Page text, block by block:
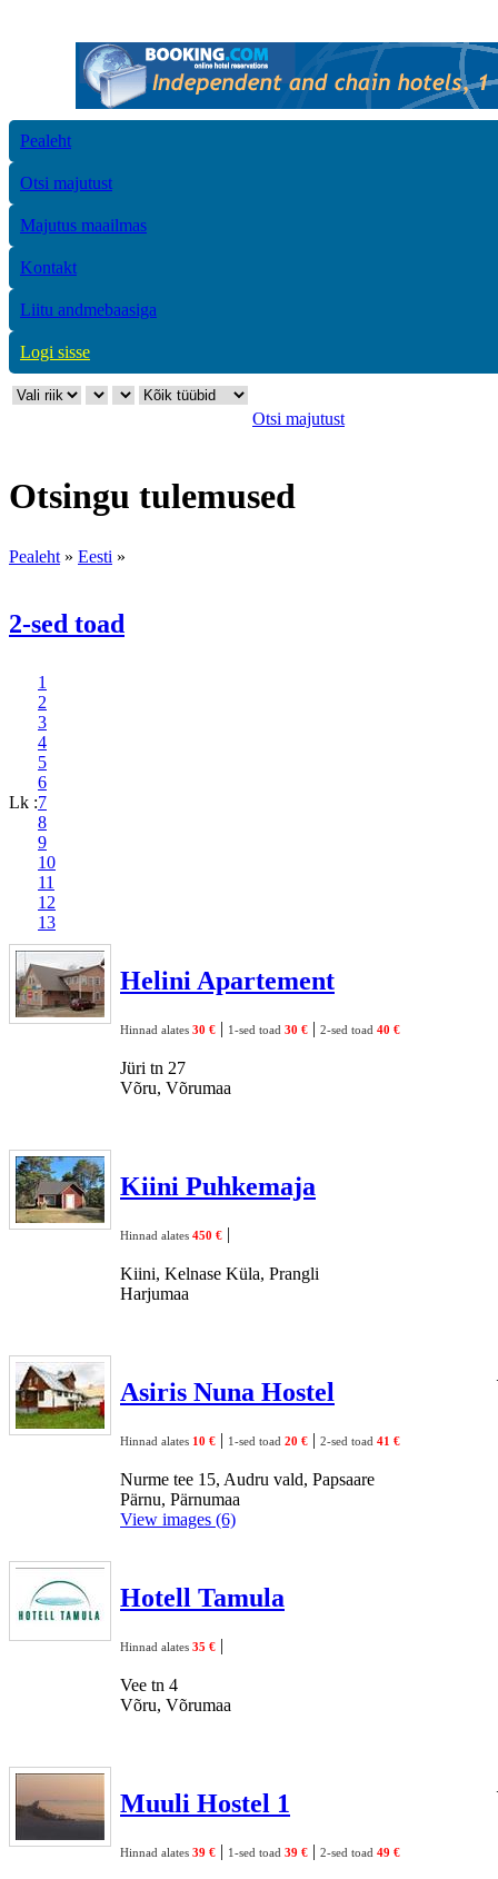
Pealeht
Otsi majutust
Majutus maailmas
Kontakt
Liitu andmebaasiga
Logi sisse
Otsi majutust
Otsingu tulemused
Pealeht » Eesti »
2-sed toad
Lk :
1
2
3
4
5
6
7
8
9
10
11
12
13
Helini Apartement
Hinnad alates 30 € | 1-sed toad 30 € | 2-sed toad 40 €
Jüri tn 27
Võru, Võrumaa
Kiini Puhkemaja
Hinnad alates 450 € |
Kiini, Kelnase Küla, Prangli
Harjumaa
Asiris Nuna Hostel
Hinnad alates 10 € | 1-sed toad 20 € | 2-sed toad 41 €
Nurme tee 15, Audru vald, Papsaare
Pärnu, Pärnumaa
View images (6)
Hotell Tamula
Hinnad alates 35 € |
Vee tn 4
Võru, Võrumaa
Muuli Hostel 1
Hinnad alates 39 € | 1-sed toad 39 € | 2-sed toad 49 €